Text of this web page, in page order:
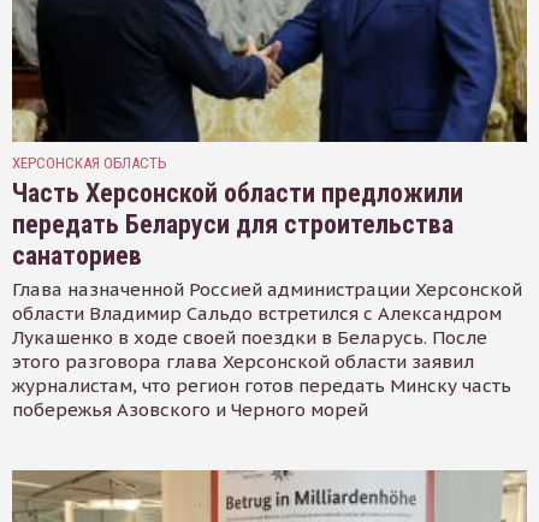
ХЕРСОНСКАЯ ОБЛАСТЬ
Часть Херсонской области предложили
передать Беларуси для строительства
санаториев
Глава назначенной Россией администрации Херсонской
области Владимир Сальдо встретился с Александром
Лукашенко в ходе своей поездки в Беларусь. После
этого разговора глава Херсонской области заявил
журналистам, что регион готов передать Минску часть
побережья Азовского и Черного морей